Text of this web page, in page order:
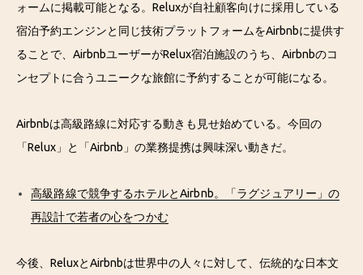
ォームに掲載可能となる。Reluxが自社顧客向けに採用している
宿泊予約エンジンと同じ技術プラットフォームをAirbnbに提供す
ることで、AirbnbユーザーがRelux宿泊施設のうち、Airbnbのコ
ンセプトに合うユニークな旅館に予約することが可能になる。
Airbnbは高級路線に対応する動きも見せ始めている。今回の
「Relux」と「Airbnb」の業務提携は興味深い動きだ。
高級路線で競争するホテルとAirbnb。「ラグジュアリー」の
再設計で若者の心をつかむ
今後、ReluxとAirbnbは世界中の人々に対して、伝統的な日本文